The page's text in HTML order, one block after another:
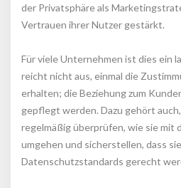
der Privatsphäre als
Vertrauen ihrer Nutzer gestärkt.
Für viele Unternehmen ist dies ein
reicht nicht aus, einmal die
erhalten; die Beziehung zum
gepflegt werden. Dazu gehört
regelmäßig überprüfen, wie sie mit
umgehen und sicherstellen, dass
Datenschutzstandards gerecht